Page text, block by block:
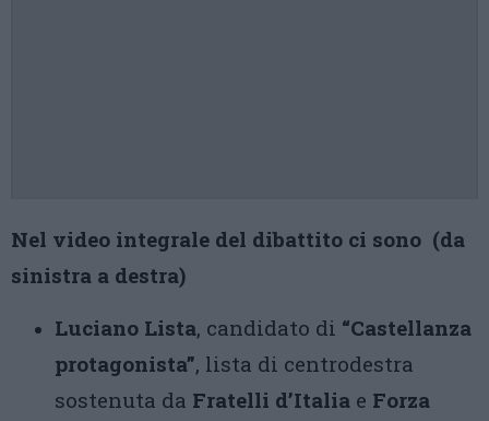
Nel video integrale del dibattito ci sono (da
sinistra a destra)
Luciano Lista, candidato di “Castellanza
protagonista”, lista di centrodestra
sostenuta da Fratelli d’Italia e Forza